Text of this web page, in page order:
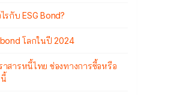
รกับ ESG Bond?
โลกในปี 2024
าสารหนี้ไทย ช่องทางการซื้อหรือ